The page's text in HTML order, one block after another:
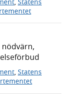
, Statens